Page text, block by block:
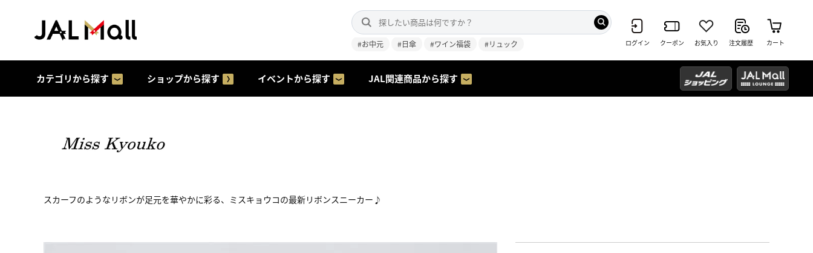
#お中元 #日傘 #ワイン福袋 #リュック ログイン クーポン お気入り 注文履歴 カート
カテゴリから探す ショップから探す イベントから探す JAL関連商品から探す
スカーフのようなリボンが足元を華やかに彩る、ミスキョウコの最新リボンスニーカー♪